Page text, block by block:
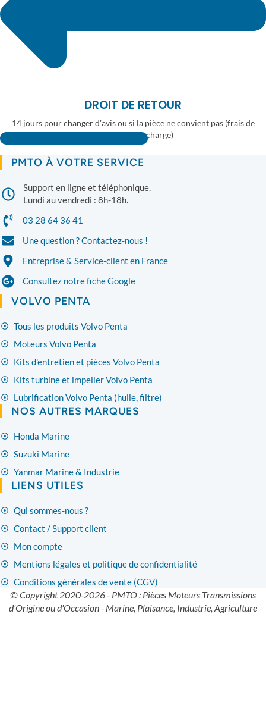
DROIT DE RETOUR
14 jours pour changer d'avis ou si la pièce ne convient pas (frais de
retour à votre charge)
Consulter la fiche Google PMTO
PMTO À VOTRE SERVICE
Support en ligne et téléphonique.
Lundi au vendredi : 8h-18h.
03 28 64 36 41
Une question ? Contactez-nous !
Entreprise & Service-client en France
Consultez notre fiche Google
VOLVO PENTA
Tous les produits Volvo Penta
Moteurs Volvo Penta
Kits d'entretien et pièces Volvo Penta
Kits turbine et impeller Volvo Penta
Lubrification Volvo Penta (huile, filtre)
NOS AUTRES MARQUES
Honda Marine
Suzuki Marine
Yanmar Marine & Industrie
LIENS UTILES
Qui sommes-nous ?
Contact / Support client
Mon compte
Mentions légales et politique de confidentialité
Conditions générales de vente (CGV)
© Copyright 2020-2026 - PMTO : Pièces Moteurs Transmissions
d'Origine ou d'Occasion - Marine, Plaisance, Industrie, Agriculture